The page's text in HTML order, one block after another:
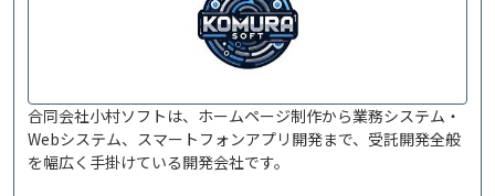
合同会社小村ソフトは、ホームページ制作から業務システム・
Webシステム、スマートフォンアプリ開発まで、受託開発全般
を幅広く手掛けている開発会社です。